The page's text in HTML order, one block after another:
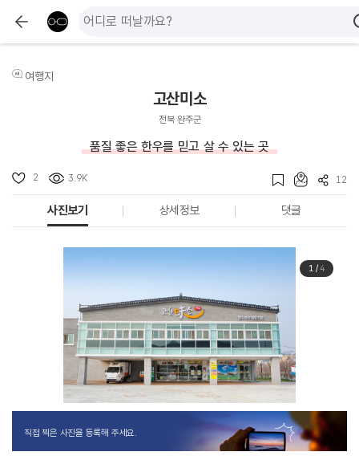
여행지
고산미소
전북 완주군
품질 좋은 한우를 믿고 살 수 있는 곳
2 3.9K 12
사진보기 상세정보 댓글
1/4
직접 찍은 사진을 등록해 주세요.